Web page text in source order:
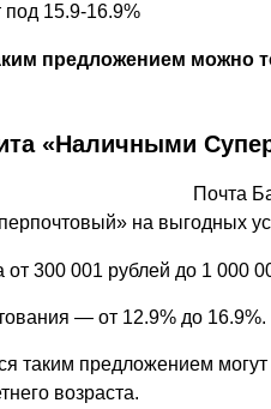
15.9-16.9%
предложением можно
«Наличными
Почта
на выгодных
от 300 001 рублей до 1 000
— от 12.9% до 16.9%.
таким предложением
возраста.